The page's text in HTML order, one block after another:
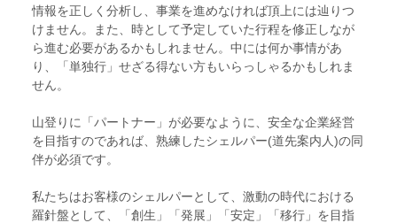
情報を正しく分析し、事業を進めなければ頂上には辿りつ
けません。また、時として予定していた行程を修正しなが
ら進む必要があるかもしれません。中には何か事情があ
り、「単独行」せざる得ない方もいらっしゃるかもしれま
せん。
山登りに「パートナー」が必要なように、安全な企業経営
を目指すのであれば、熟練したシェルパー(道先案内人)の同
伴が必須です。
私たちはお客様のシェルパーとして、激動の時代における
羅針盤として、「創生」「発展」「安定」「移行」を目指